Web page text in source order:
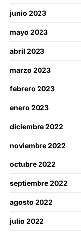
junio 2023
mayo 2023
abril 2023
marzo 2023
febrero 2023
enero 2023
diciembre 2022
noviembre 2022
octubre 2022
septiembre 2022
agosto 2022
julio 2022